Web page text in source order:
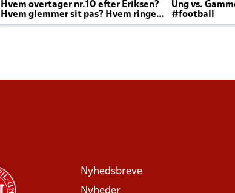
Hvem overtager nr.10 efter Eriksen?
Hvem glemmer sit pas? Hvem ringer
Joachim altid til efter kampe?
Ung vs.
#football
Nyhedsbreve